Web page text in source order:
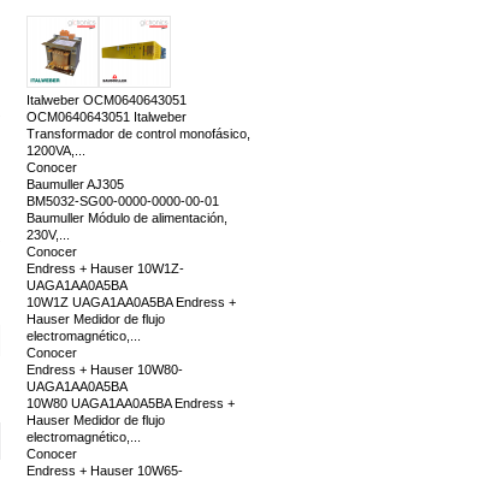
Italweber OCM0640643051
OCM0640643051 Italweber
Transformador de control monofásico,
1200VA,...
Conocer
Baumuller AJ305
BM5032-SG00-0000-0000-00-01
Baumuller Módulo de alimentación,
230V,...
Conocer
Endress + Hauser 10W1Z-
UAGA1AA0A5BA
10W1Z UAGA1AA0A5BA Endress +
Hauser Medidor de flujo
electromagnético,...
Conocer
Endress + Hauser 10W80-
UAGA1AA0A5BA
10W80 UAGA1AA0A5BA Endress +
Hauser Medidor de flujo
electromagnético,...
Conocer
Endress + Hauser 10W65-